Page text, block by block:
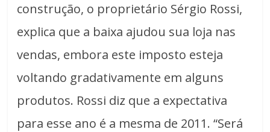
construção, o proprietário Sérgio Rossi,
explica que a baixa ajudou sua loja nas
vendas, embora este imposto esteja
voltando gradativamente em alguns
produtos. Rossi diz que a expectativa
para esse ano é a mesma de 2011. “Será